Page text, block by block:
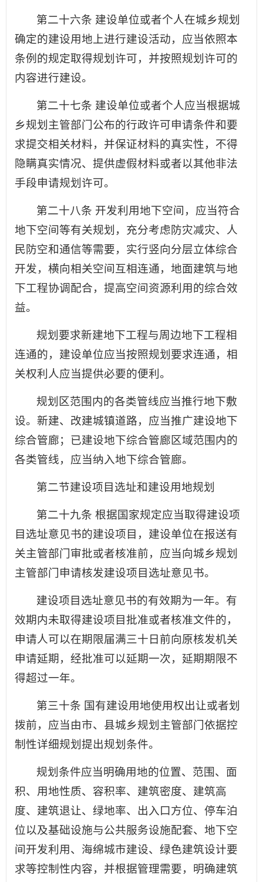
第二十六条 建设单位或者个人在城乡规划
确定的建设用地上进行建设活动，应当依照本
条例的规定取得规划许可，并按照规划许可的
内容进行建设。
第二十七条 建设单位或者个人应当根据城
乡规划主管部门公布的行政许可申请条件和要
求提交相关材料，并保证材料的真实性，不得
隐瞒真实情况、提供虚假材料或者以其他非法
手段申请规划许可。
第二十八条 开发利用地下空间，应当符合
地下空间等有关规划，充分考虑防灾减灾、人
民防空和通信等需要，实行竖向分层立体综合
开发，横向相关空间互相连通，地面建筑与地
下工程协调配合，提高空间资源利用的综合效
益。
规划要求新建地下工程与周边地下工程相
连通的，建设单位应当按照规划要求连通，相
关权利人应当提供必要的便利。
规划区范围内的各类管线应当推行地下敷
设。新建、改建城镇道路，应当推广建设地下
综合管廊；已建设地下综合管廊区域范围内的
各类管线，应当纳入地下综合管廊。
第二节建设项目选址和建设用地规划
第二十九条 根据国家规定应当取得建设项
目选址意见书的建设项目，建设单位在报送有
关主管部门审批或者核准前，应当向城乡规划
主管部门申请核发建设项目选址意见书。
建设项目选址意见书的有效期为一年。有
效期内未取得建设项目批准或者核准文件的，
申请人可以在期限届满三十日前向原核发机关
申请延期，经批准可以延期一次，延期期限不
得超过一年。
第三十条 国有建设用地使用权出让或者划
拨前，应当由市、县城乡规划主管部门依据控
制性详细规划提出规划条件。
规划条件应当明确用地的位置、范围、面
积、用地性质、容积率、建筑密度、建筑高
度、建筑退让、绿地率、出入口方位、停车泊
位以及基础设施与公共服务设施配套、地下空
间开发利用、海绵城市建设、绿色建筑设计要
求等控制性内容，并根据管理需要，明确建筑